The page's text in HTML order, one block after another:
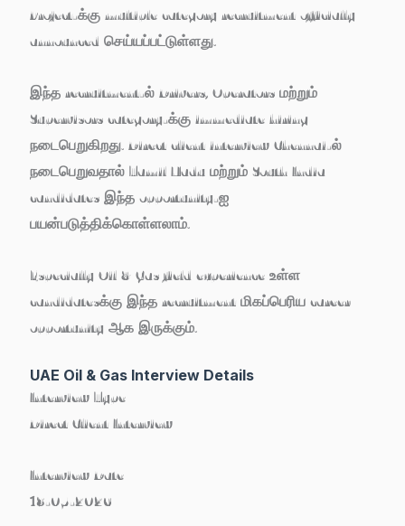
Project-க்கு multiple category recruitment officially
announced செய்யப்பட்டுள்ளது.
இந்த recruitment-ல் Drivers, Operators மற்றும்
Supervisors category-க்கு immediate hiring
நடைபெறுகிறது. Direct client interview Chennai-ல்
நடைபெறுவதால் Tamil Nadu மற்றும் South India
candidates இந்த opportunity-ஐ
பயன்படுத்திக்கொள்ளலாம்.
Especially Oil & Gas field experience உள்ள
candidatesக்கு இந்த recruitment மிகப்பெரிய career
opportunity ஆக இருக்கும்.
UAE Oil & Gas Interview Details
Interview Type
Direct Client Interview
Interview Date
18-05-2026